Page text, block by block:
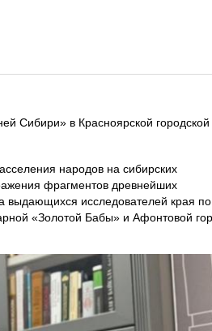
Сибири» в Красноярской городской
народов на сибирских
фрагментов древнейших
выдающихся исследователей края по
«Золотой Бабы» и Афонтовой